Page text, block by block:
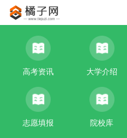
高考资讯 大学介绍
志愿填报 院校库